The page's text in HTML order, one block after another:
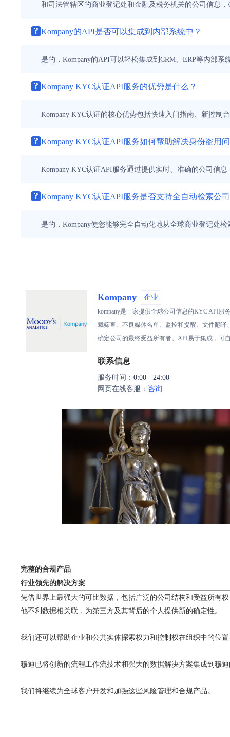
和司法管辖区的商业登记处和金融及税务机关的公司信息
? Kompany的API是否可以集成到内部系统中？
是的，Kompany的API可以轻松集成到CRM、ERP等内部
? Kompany KYC认证API服务的优势是什么？
Kompany KYC认证的核心优势包括快速入门指南、新控制
? Kompany KYC认证API服务如何帮助解决身份盗用
Kompany KYC认证API服务通过提供实时、准确的公司信
? Kompany KYC认证API服务是否支持全自动检索公
是的，Kompany使您能够完全自动化地从全球商业登记处
Kompany 企业
kompany是一家提供全球公司信息的KYC API服
裁筛查、不良媒体名单、监控和提醒、文件翻
确定公司的最终受益所有者。API易于集成，可
联系信息
服务时间： 0:00 - 24:00
网页在线客服： 咨询
完整的合规产品
行业领先的解决方案
凭借世界上最强大的可比数据，包括广泛的公司结构和受益所有
他不利数据相关联，为第三方及其背后的个人提供新的确定性。
我们还可以帮助企业和公共实体探索权力和控制权在组织中的位
穆迪已将创新的流程工作流技术和强大的数据解决方案集成到穆
我们将继续为全球客户开发和加强这些风险管理和合规产品。